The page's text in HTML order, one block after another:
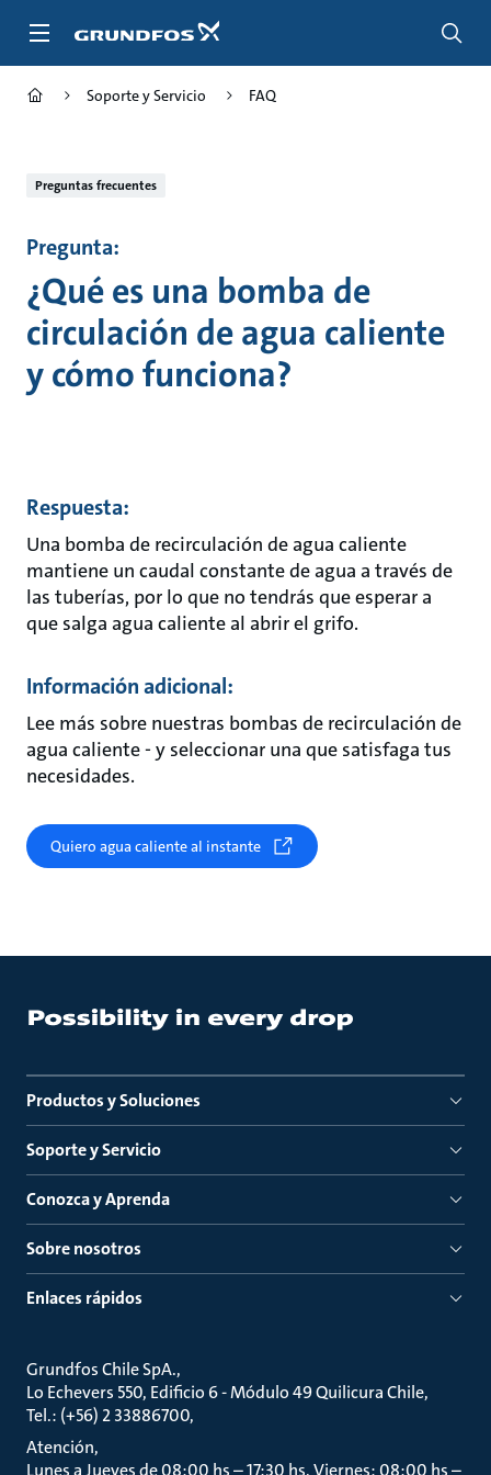
Soporte y Servicio FAQ
Preguntas frecuentes
Pregunta:
¿Qué es una bomba de
circulación de agua caliente
y cómo funciona?
Respuesta:
Una bomba de recirculación de agua caliente
mantiene un caudal constante de agua a través de
las tuberías, por lo que no tendrás que esperar a
que salga agua caliente al abrir el grifo.
Información adicional:
Lee más sobre nuestras bombas de recirculación de
agua caliente - y seleccionar una que satisfaga tus
necesidades.
Quiero agua caliente al instante
Productos y Soluciones
Soporte y Servicio
Conozca y Aprenda
Sobre nosotros
Enlaces rápidos
Grundfos Chile SpA.
Lo Echevers 550, Edificio 6 - Módulo 49 Quilicura Chile
Tel.: (+56) 2 33886700
Atención
Lunes a Jueves de 08:00 hs – 17:30 hs, Viernes: 08:00 hs –